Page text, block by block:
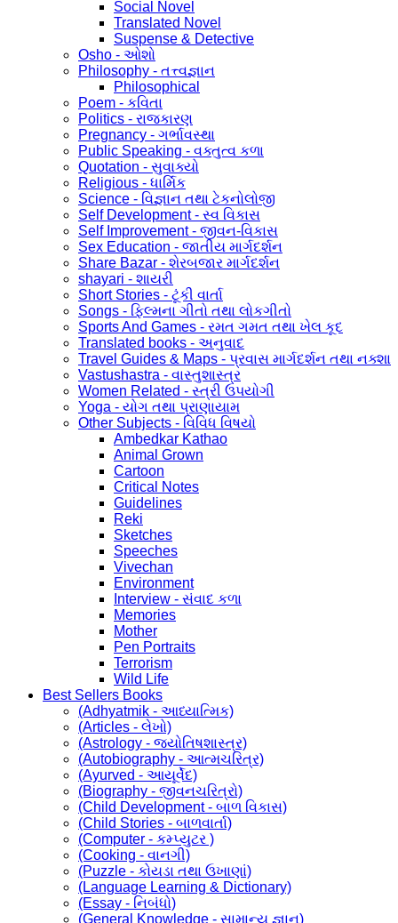
Social Novel
Translated Novel
Suspense & Detective
Osho - ઓશો
Philosophy - તત્ત્વજ્ઞાન
Philosophical
Poem - કવિતા
Politics - રાજકારણ
Pregnancy - ગર્ભાવસ્થા
Public Speaking - વક્તુત્વ કળા
Quotation - સુવાક્યો
Religious - ધાર્મિક
Science - વિજ્ઞાન તથા ટેકનોલોજી
Self Development - સ્વ વિકાસ
Self Improvement - જીવન-વિકાસ
Sex Education - જાતીય માર્ગદર્શન
Share Bazar - શેરબજાર માર્ગદર્શન
shayari - શાયરી
Short Stories - ટૂંકી વાર્તા
Songs - ફિલ્મના ગીતો તથા લોકગીતો
Sports And Games - રમત ગમત તથા ખેલ કૂદ
Translated books - અનુવાદ
Travel Guides & Maps - પ્રવાસ માર્ગદર્શન તથા નક્શા
Vastushastra - વાસ્તુશાસ્ત્ર
Women Related - સ્ત્રી ઉપયોગી
Yoga - યોગ તથા પ્રાણાયામ
Other Subjects - વિવિધ વિષયો
Ambedkar Kathao
Animal Grown
Cartoon
Critical Notes
Guidelines
Reki
Sketches
Speeches
Vivechan
Environment
Interview - સંવાદ કળા
Memories
Mother
Pen Portraits
Terrorism
Wild Life
Best Sellers Books
(Adhyatmik - આધ્યાત્મિક)
(Articles - લેખો)
(Astrology - જ્યોતિષશાસ્ત્ર)
(Autobiography - આત્મચરિત્ર)
(Ayurved - આયૂર્વેદ)
(Biography - જીવનચરિત્રો)
(Child Development - બાળ વિકાસ)
(Child Stories - બાળવાર્તા)
(Computer - કમ્પ્યુટર )
(Cooking - વાનગી)
(Puzzle - કોયડા તથા ઉખાણાં)
(Language Learning & Dictionary)
(Essay - નિબંધો)
(General Knowledge - સામાન્ય જ્ઞાન)